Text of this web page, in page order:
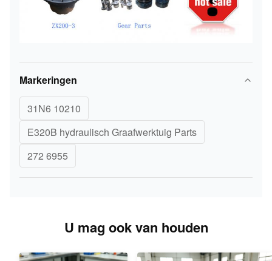
Markeringen
31N6 10210
E320B hydraulisch Graafwerktuig Parts
272 6955
U mag ook van houden